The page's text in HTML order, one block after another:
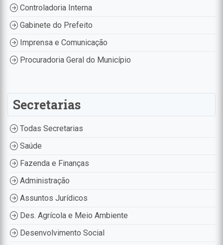
Controladoria Interna
Gabinete do Prefeito
Imprensa e Comunicação
Procuradoria Geral do Município
Secretarias
Todas Secretarias
Saúde
Fazenda e Finanças
Administração
Assuntos Jurídicos
Des. Agrícola e Meio Ambiente
Desenvolvimento Social